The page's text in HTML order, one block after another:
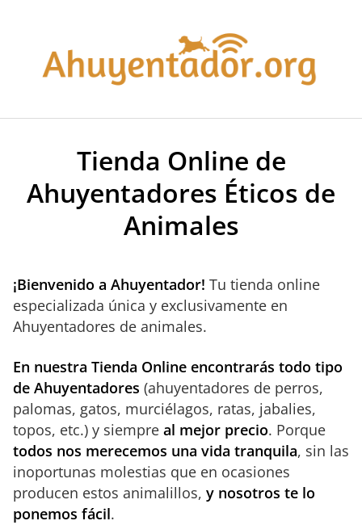
contenido
Tienda Online de
Ahuyentadores Éticos de
Animales
¡Bienvenido a Ahuyentador! Tu tienda online
especializada única y exclusivamente en
Ahuyentadores de animales.
En nuestra Tienda Online encontrarás todo tipo
de Ahuyentadores (ahuyentadores de perros,
palomas, gatos, murciélagos, ratas, jabalies,
topos, etc.) y siempre al mejor precio. Porque
todos nos merecemos una vida tranquila, sin las
inoportunas molestias que en ocasiones
producen estos animalillos, y nosotros te lo
ponemos fácil.